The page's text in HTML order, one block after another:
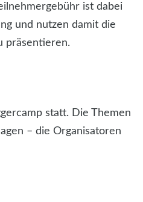
ist dabei
und nutzen damit die
präsentieren.
statt. Die Themen
– die Organisatoren